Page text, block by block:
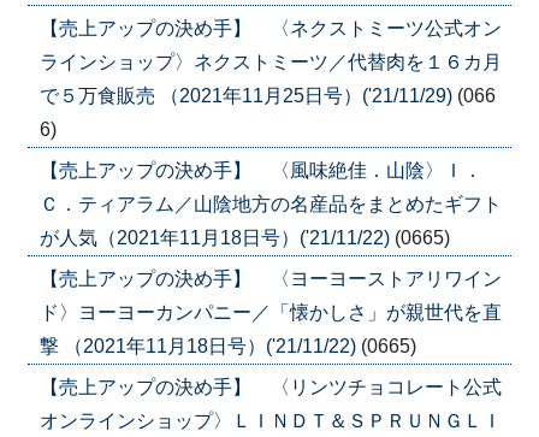
【売上アップの決め手】 〈ネクストミーツ公式オン
ラインショップ〉ネクストミーツ／代替肉を１６カ月
で５万食販売 （2021年11月25日号）('21/11/29) (066
6)
【売上アップの決め手】 〈風味絶佳．山陰〉Ｉ．
Ｃ．ティアラム／山陰地方の名産品をまとめたギフト
が人気（2021年11月18日号）('21/11/22) (0665)
【売上アップの決め手】 〈ヨーヨーストアリワイン
ド〉ヨーヨーカンパニー／「懐かしさ」が親世代を直
撃 （2021年11月18日号）('21/11/22) (0665)
【売上アップの決め手】 〈リンツチョコレート公式
オンラインショップ〉ＬＩＮＤＴ＆ＳＰＲＵＮＧＬＩ